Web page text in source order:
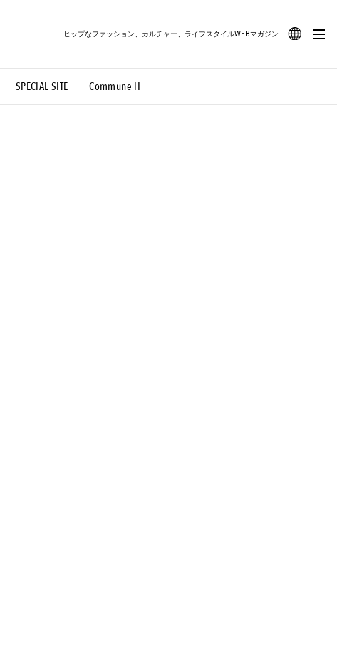
SPECIAL SITE Commune H
ヒップなファッション、カルチャー、ライフスタイルWEBマガジン
#路地裏てぃーん。 #MONTHLY JOURNAL
#MOVIE #LIFESTYLE #SNEAKER #OUTDOOR